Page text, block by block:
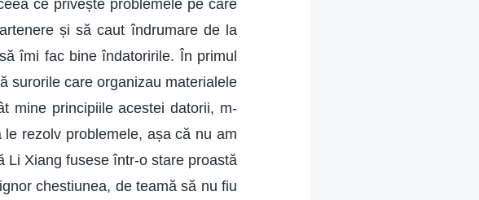
ce privește problemele pe care
și să caut îndrumare de la
îmi fac bine îndatoririle. În primul
surorile care organizau materialele
mine principiile acestei datorii, m-
rezolv problemele, așa că nu am
Li Xiang fusese într-o stare proastă
chestiunea, de teamă să nu fiu